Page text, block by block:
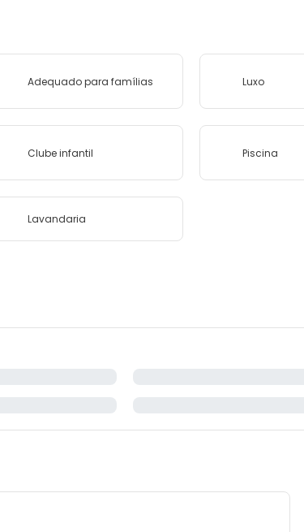
Adequado para famílias Luxo
Clube infantil Piscina
Lavandaria